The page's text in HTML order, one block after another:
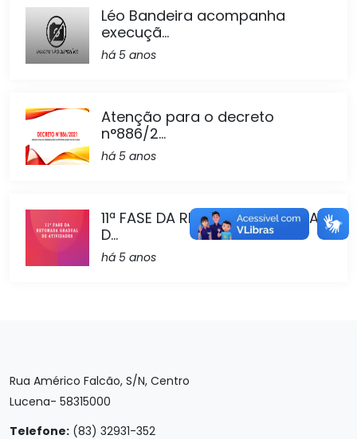
Léo Bandeira acompanha
execuçã...
há 5 anos
Atenção para o decreto
n°886/2...
há 5 anos
11ª FASE DA RETOMADA GRADUAL
D...
há 5 anos
Rua Américo Falcão, S/N, Centro
Lucena- 58315000
Telefone: (83) 32931-352